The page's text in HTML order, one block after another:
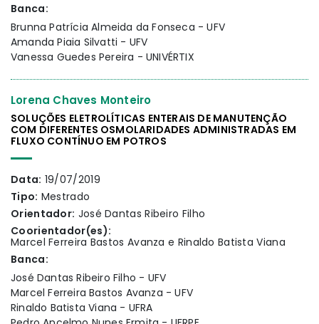
Banca:
Brunna Patrícia Almeida da Fonseca - UFV
Amanda Piaia Silvatti - UFV
Vanessa Guedes Pereira - UNIVÉRTIX
Lorena Chaves Monteiro
SOLUÇÕES ELETROLÍTICAS ENTERAIS DE MANUTENÇÃO
COM DIFERENTES OSMOLARIDADES ADMINISTRADAS EM
FLUXO CONTÍNUO EM POTROS
Data: 19/07/2019
Tipo: Mestrado
Orientador: José Dantas Ribeiro Filho
Coorientador(es):
Marcel Ferreira Bastos Avanza e Rinaldo Batista Viana
Banca:
José Dantas Ribeiro Filho - UFV
Marcel Ferreira Bastos Avanza - UFV
Rinaldo Batista Viana - UFRA